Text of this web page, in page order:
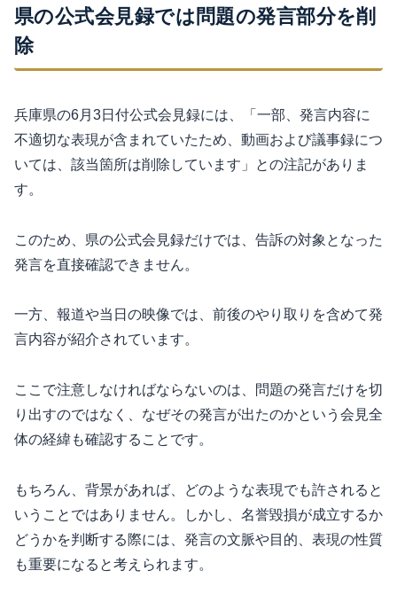
県の公式会見録では問題の発言部分を削
除
兵庫県の6月3日付公式会見録には、「一部、発言内容に
不適切な表現が含まれていたため、動画および議事録につ
いては、該当箇所は削除しています」との注記がありま
す。
このため、県の公式会見録だけでは、告訴の対象となった
発言を直接確認できません。
一方、報道や当日の映像では、前後のやり取りを含めて発
言内容が紹介されています。
ここで注意しなければならないのは、問題の発言だけを切
り出すのではなく、なぜその発言が出たのかという会見全
体の経緯も確認することです。
もちろん、背景があれば、どのような表現でも許されると
いうことではありません。しかし、名誉毀損が成立するか
どうかを判断する際には、発言の文脈や目的、表現の性質
も重要になると考えられます。